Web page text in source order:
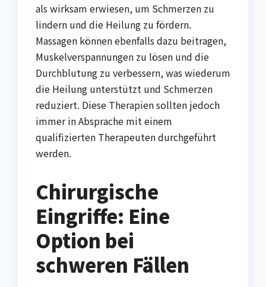
als wirksam erwiesen, um Schmerzen zu
lindern und die Heilung zu fördern.
Massagen können ebenfalls dazu beitragen,
Muskelverspannungen zu lösen und die
Durchblutung zu verbessern, was wiederum
die Heilung unterstützt und Schmerzen
reduziert. Diese Therapien sollten jedoch
immer in Absprache mit einem
qualifizierten Therapeuten durchgeführt
werden.
Chirurgische
Eingriffe: Eine
Option bei
schweren Fällen